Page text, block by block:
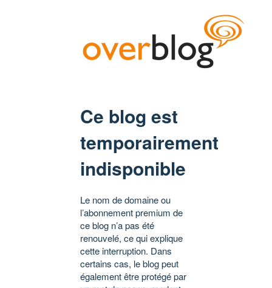
Ce blog est
temporairement
indisponible
Le nom de domaine ou
l’abonnement premium de
ce blog n’a pas été
renouvelé, ce qui explique
cette interruption. Dans
certains cas, le blog peut
également être protégé par